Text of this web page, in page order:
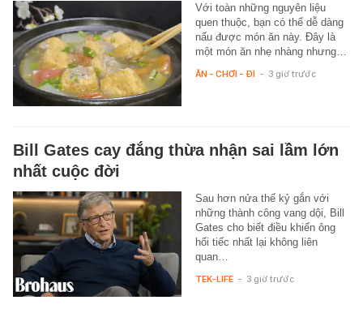
Với toàn những nguyên liệu
quen thuộc, bạn có thể dễ dàng
nấu được món ăn này. Đây là
một món ăn nhẹ nhàng nhưng…
ĂN - CHƠI - ĐI - 3 giờ trước
Bill Gates cay đắng thừa nhận sai lầm lớn
nhất cuộc đời
Sau hơn nửa thế kỷ gắn với
những thành công vang dội, Bill
Gates cho biết điều khiến ông
hối tiếc nhất lại không liên
quan…
TEK-LIFE - 3 giờ trước